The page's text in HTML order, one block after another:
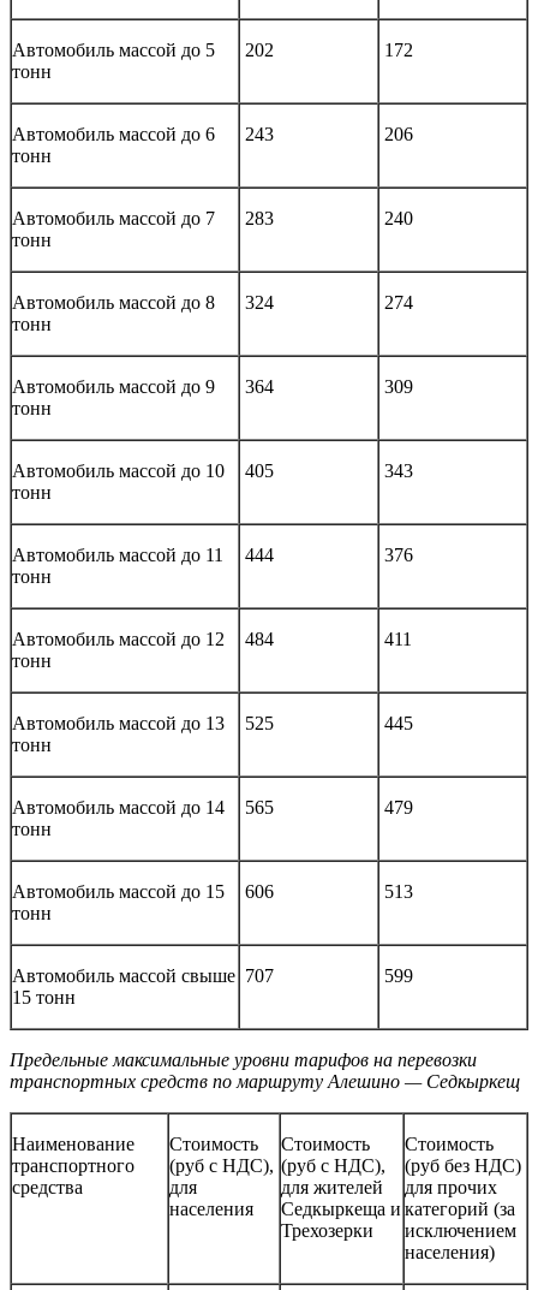
Автомобиль массой до 5
тонн
202 172
Автомобиль массой до 6
тонн
243 206
Автомобиль массой до 7
тонн
283 240
Автомобиль массой до 8
тонн
324 274
Автомобиль массой до 9
тонн
364 309
Автомобиль массой до 10
тонн
405 343
Автомобиль массой до 11
тонн
444 376
Автомобиль массой до 12
тонн
484 411
Автомобиль массой до 13
тонн
525 445
Автомобиль массой до 14
тонн
565 479
Автомобиль массой до 15
тонн
606 513
Автомобиль массой свыше
15 тонн
707 599
Предельные максимальные уровни тарифов на перевозки
транспортных средств по маршруту Алешино — Седкыркещ
Наименование
транспортного
средства
Стоимость
(руб с НДС),
для
населения
Стоимость
(руб с НДС),
для жителей
Седкыркеща и
Трехозерки
Стоимость
(руб без НДС)
для прочих
категорий (за
исключением
населения)